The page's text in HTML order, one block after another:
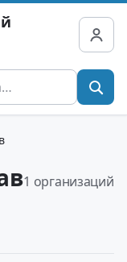
1 организаций